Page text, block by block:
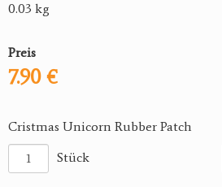
0.03 kg
Preis
7.90 €
Cristmas Unicorn Rubber Patch
Stück